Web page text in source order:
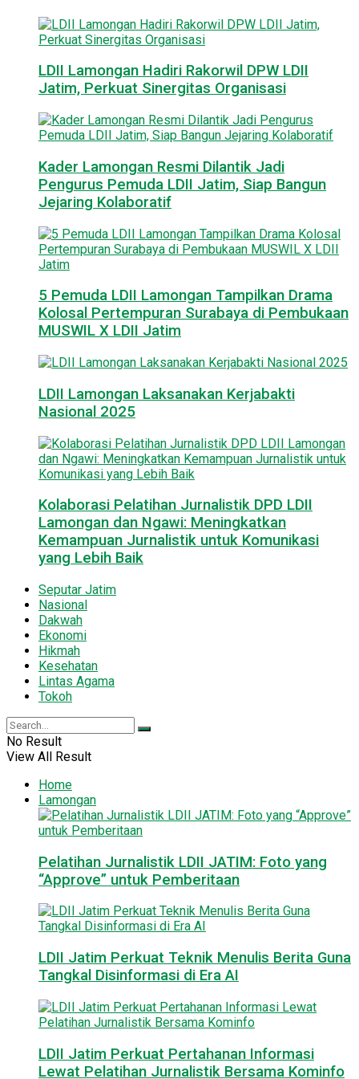
LDII Lamongan Hadiri Rakorwil DPW LDII
Jatim, Perkuat Sinergitas Organisasi
Kader Lamongan Resmi Dilantik Jadi
Pengurus Pemuda LDII Jatim, Siap Bangun
Jejaring Kolaboratif
5 Pemuda LDII Lamongan Tampilkan Drama
Kolosal Pertempuran Surabaya di Pembukaan
MUSWIL X LDII Jatim
LDII Lamongan Laksanakan Kerjabakti
Nasional 2025
Kolaborasi Pelatihan Jurnalistik DPD LDII
Lamongan dan Ngawi: Meningkatkan
Kemampuan Jurnalistik untuk Komunikasi
yang Lebih Baik
Seputar Jatim
Nasional
Dakwah
Ekonomi
Hikmah
Kesehatan
Lintas Agama
Tokoh
No Result
View All Result
Home
Lamongan
Pelatihan Jurnalistik LDII JATIM: Foto yang
“Approve” untuk Pemberitaan
LDII Jatim Perkuat Teknik Menulis Berita Guna
Tangkal Disinformasi di Era AI
LDII Jatim Perkuat Pertahanan Informasi
Lewat Pelatihan Jurnalistik Bersama Kominfo